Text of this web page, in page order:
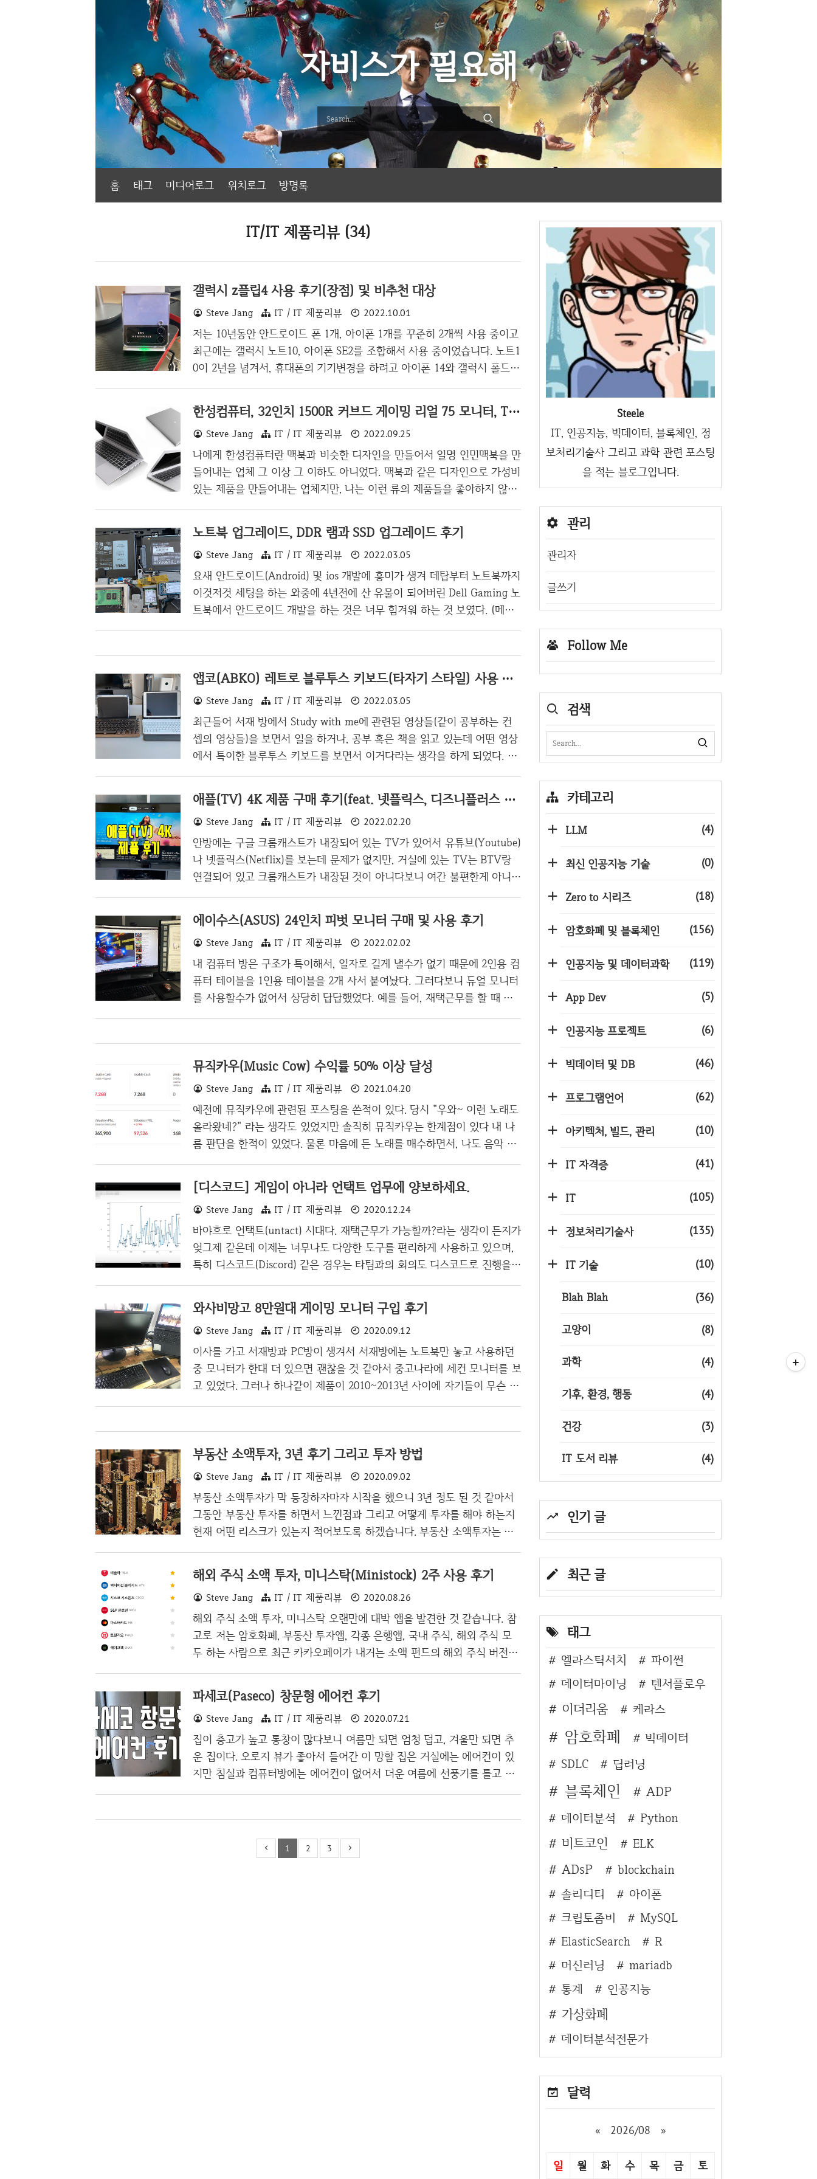
자비스가 필요해
홈 태그 미디어로그 위치로그 방명록
IT/IT 제품리뷰 (34)
갤럭시 z플립4 사용 후기(장점) 및 비추천 대상
Steve Jang IT / IT 제품리뷰 2022.10.01
저는 10년동안 안드로이드 폰 1개, 아이폰 1개를 꾸준히 2개씩 사용 중이고
최근에는 갤럭시 노트10, 아이폰 SE2를 조합해서 사용 중이었습니다. 노트1
0이 2년을 넘겨서, 휴대폰의 기기변경을 하려고 아이폰 14와 갤럭시 폴드 o
를 고르게 된 이유는 어느새부턴가 아이폰에 대한 감정이 점차 사라지는 모
습을 느끼게 되었고, 아이폰의 초창기 모습보다 삼성전자 갤럭시(Galaxy)
의 끊임없는 도전에 박수를 보내고 싶은 것도 강했고 현재 환율을 고려했을
때 아이폰의 매력이 상당히 떨어지는 것이 크기도 했습니다. 여기서는 가격
대 등을 떠나서 z플립4의 장점에 대해서 알려드리고, 그리고 사용해야 할 대
상(즉 대상이 아니면 사용하는 것을..
한성컴퓨터, 32인치 1500R 커브드 게이밍 리얼 75 모니터, TFG32F07V 조립 및 2달 사용후기
Steve Jang IT / IT 제품리뷰 2022.09.25
나에게 한성컴퓨터란 맥북과 비슷한 디자인을 만들어서 일명 인민맥북을 만
들어내는 업체 그 이상 그 이하도 아니었다. 맥북과 같은 디자인으로 가성비
있는 제품을 만들어내는 업체지만, 나는 이런 류의 제품들을 좋아하지 않기
(사실 리눅스) 쓰기 때문에 더더욱 한성컴퓨터와 나는 접점이 없을거라 생
각했다. 그러다가 어느날 동료가 텐키리스의 키보드를 사용하고 있었는데
디자인이 이뻐서 물어보니 한성컴퓨터의 키보드라고 하였다. 게다가 가격은
무려 약 15만원에 호가하는 제품이라고 하였는데 내 상식선에서 한성컴퓨
터의 키보드가 15만원이나 하는 것이 이해가 되지 않았다 심지어 키보드를
주력으로 만들던 업체도 아니니깐 말이다. 그런데 이마트에서 저렴하게 ..
노트북 업그레이드, DDR 램과 SSD 업그레이드 후기
Steve Jang IT / IT 제품리뷰 2022.03.05
요새 안드로이드(Android) 및 ios 개발에 흥미가 생겨 데탑부터 노트북까지
이것저것 세팅을 하는 와중에 4년전에 산 유물이 되어버린 Dell Gaming 노
트북에서 안드로이드 개발을 하는 것은 너무 힘겨워 하는 것보였다. (메모
다가 앱 개발은 맥북이 최고다라는 사람들의 말에 그냥 원래 있던 맥북 프
로를 좀 자주 쓰자로 방향을 전환하면서, 다시 잊고 있었는데 불현듯 업그레
이드가 가능한 노트북인가 싶어 사이트[1]를 확인해보았다. DELL 사이트를
내가 되어 있었고, 그래서..
앱코(ABKO) 레트로 블루투스 키보드(타자기 스타일) 사용 후기
Steve Jang IT / IT 제품리뷰 2022.03.05
최근들어 서재 방에서 Study with me에 관련된 영상들(같이 공부하는 컨
셉의 영상들)을 보면서 일을 하거나, 공부 혹은 책을 읽고 있는데 어떤 영상
에서 특이한 블루투스 키보드를 보면서 이거다라는 생각을 하게 되었다. 나
사람이다보니, 타자기에 대한 감성이 아직도 남아있다. 예전에 전세계의 국
민 메신저였던 Icq도 타자기 스타일로 테마를 깔아서 사용하곤 했었다. 그
렇게 타자기에 환장했던 사람인데 키보드가 타자기 스타일이니 지름신이 강
림해서 최근 며칠간 타자기 스타일의 블루투스 키보드를 상당히 오랜 기간
검색하였다. 위 영상의 키보드는 국내에서 발매된 것은 아닌 것 같고 위에
것과 상당히 디자인이 유사한(거의 95% 이상) 키보드가 ..
애플(TV) 4K 제품 구매 후기(feat. 넷플릭스, 디즈니플러스 비교)
Steve Jang IT / IT 제품리뷰 2022.02.20
안방에는 구글 크롬캐스트가 내장되어 있는 TV가 있어서 유튜브(Youtube)
나 넷플릭스(Netflix)를 보는데 문제가 없지만, 거실에 있는 TV는 BTV랑
연결되어 있고 크롬캐스트가 내장된 것이 아니다보니 여간 불편한게 아니었
리미엄과 넷플릭스로만 하루를 생활하고 있었는데 이로 인해서 거실의 TV
는 방치해 놓은 상태가 되어버렸다. BTV가 언제쯤 LG유플러스처럼 넷플릭
스를 지원할까? 생각만하고 있었는데 넷플릭스랑 사이가 워낙 안 좋다보니,
최근에는 아주 작정하고 애플TV를 밀어주려고 하는 것 같았다. 하지만 컨
텐츠가 워낙 부족하여 애플TV는 생각도 않다가 최근 들어서 무슨 바람이
들었는데 애플TV로 유튜브랑 넷플릭스나 볼까?라..
에이수스(ASUS) 24인치 피벗 모니터 구매 및 사용 후기
Steve Jang IT / IT 제품리뷰 2022.02.02
내 컴퓨터 방은 구조가 특이해서, 일자로 길게 낼수가 없기 때문에 2인용 컴
퓨터 테이블을 1인용 테이블을 2개 사서 붙여놨다. 그러다보니 듀얼 모니터
를 사용할수가 없어서 상당히 답답했었다. 예를 들어, 재택근무를 할 때 가
니터를 사서, 듀얼모니터의 효과를 누릴까 고민을 했었는데 어느날 예전회
사에서 USB 모니터를 가지고 다녔던 직원이 생각이 났었다. 이 직원은 프로
젝트를 나갈 때 자신의 USB 모니터를 들고 와서 한대 더 확장을 해서 가지
다. 그래서, USB 모니터를 쿠팡에서 검색을 해봤는데..
뮤직카우(Music Cow) 수익률 50% 이상 달성
Steve Jang IT / IT 제품리뷰 2021.04.20
예전에 뮤직카우에 관련된 포스팅을 쓴적이 있다. 당시 "우와~ 이런 노래도
올라왔네?" 라는 생각도 있었지만 솔직히 뮤직카우는 한계점이 있다 내 나
름 판단을 한적이 있었다. 물론 마음에 든 노래를 매수하면서, 나도 음악 저
의 곡 이후로 뮤직카우는 한계점을 느끼게 잊고 있었다. 당시에 내가 느낀
후기는 아래 작성한 포스팅을 보면 될 것 같다. needjarvis.tistory.com/558
뮤직카우(musicow), 음악저작권 사기 인터넷 서핑을 하던 차에 저작권으로
재테크를 하자는 광고를 몇번 정도 봤었지만 그냥 무시하고 넘기고 있었다
가 오늘 새벽 나도 모르게 궁금해서 클릭하여 사이트에 들어가게 되었다. 들
어간 needjarvis.t..
[디스코드] 게임이 아니라 언택트 업무에 양보하세요.
Steve Jang IT / IT 제품리뷰 2020.12.24
바야흐로 언택트(untact) 시대다. 재택근무가 가능할까?라는 생각이 든지가
엊그제 같은데 이제는 너무나도 다양한 도구를 편리하게 사용하고 있으며,
특히 디스코드(Discord) 같은 경우는 타팀과의 회의도 디스코드로 진행을
너무 중구난방인데 내가 소속된 곳은 디스코드로 통일 시켰다. 사실 게임을
할때 대규모로 대화를 해도 문제가 없어서 디스코드를 하자고 말했던 이 제
안이 엄청나게 많은 나비효과가 돼서 돌아오게 되었다. 넵병의 문제 넵병을
아는가 직원들과 대화를 하면 오로지 하는 말은 "넵넵넵네넵네네네넵"의 연
속이다. 속으로는 나랑 대화하기 싫은건가? 아니면 정말 내말에 수긍하는
건가? 오만가지 생각들이 머리를 스쳐지나갔었는데, 디..
와사비망고 8만원대 게이밍 모니터 구입 후기
Steve Jang IT / IT 제품리뷰 2020.09.12
이사를 가고 서재방과 PC방이 생겨서 서재방에는 노트북만 놓고 사용하던
중 모니터가 한대 더 있으면 괜찮을 것 같아서 중고나라에 세컨 모니터를 보
고 있었다. 그러나 하나같이 제품이 2010~2013년 사이에 자기들이 무슨 제
밍 모니터가 등장하였다. 물론 게이밍을 하기에는 비교적 작은 24인치 모니
터지만 와사비망고에 신뢰도가 꽤 있는 나로서(여태까지 3대 구입) 정말 와
사비망고꺼인지 확인하고 제품을 구매하였다. 제품명은 "와사비망고 몬스터
다. 여태까지 쇼핑몰에서 8만원대 모니터를 처음본..
부동산 소액투자, 3년 후기 그리고 투자 방법
Steve Jang IT / IT 제품리뷰 2020.09.02
부동산 소액투자가 막 등장하자마자 시작을 했으니 3년 정도 된 것 같아서
그동안 부동산 투자를 하면서 느낀점과 그리고 어떻게 투자를 해야 하는지
현재 어떤 리스크가 있는지 적어보도록 하겠습니다. 부동산 소액투자는 투
받지도 않는 사람이 투자가 어떻다 말하는건 어불성설이죠. 그리고 부동산
소액투자가 얼만큼 위험한지 좀 알려드리고 싶습니다. 토스 & 테라펀딩과
함께한 초창기 투자 부동산 소액투자 붐을 일으킨건 다름 아닌 토스(TOSS)
라 생각합니다. 사실 저는 토스에서 부동산 소액투자 뿐만 아니라 개인 신용
P2P 대출까지 시험삼아 각각 300만원 정도 해봤고, 개인 신용 P2P 대출은
안정도를 보통 수준으로 하였으나 결과는 마이너스로..
해외 주식 소액 투자, 미니스탁(Ministock) 2주 사용 후기
Steve Jang IT / IT 제품리뷰 2020.08.26
해외 주식 소액 투자, 미니스탁 오랜만에 대박 앱을 발견한 것 같습니다. 참
고로 저는 암호화폐, 부동산 투자앱, 각종 은행앱, 국내 주식, 해외 주식 모
두 하는 사람으로 최근 카카오페이가 내거는 소액 펀드의 해외 주식 버전이
용 중인데 한국 투자 증권에서 미니스탁 광고가 떠서 받아봤더니 대박이네
요 저는 일단 기본적으로 한달 혹은 1년에 얼마를 투자하겠다 계획을 세우
고 미리 돈을 각 증권계좌에 넣게 되는데 간혹 돈을 아껴서 자투리 돈이 남
을 때 카카오페이의 펀드를 이용하고 있습니다. 그런데 펀드는 다들 알겠지
만 뭔가 투자하는 맛이 나질 않죠. 돈을 불리는 느낌은 나지만 내가 뭔가 성
과를 낸 것 같지 않는 느낌... 그리고 내가 딱 ..
파세코(Paseco) 창문형 에어컨 후기
Steve Jang IT / IT 제품리뷰 2020.07.21
집이 층고가 높고 통창이 많다보니 여름만 되면 엄청 덥고, 겨울만 되면 추
운 집이다. 오로지 뷰가 좋아서 들어간 이 망할 집은 거실에는 에어컨이 있
지만 침실과 컴퓨터방에는 에어컨이 없어서 더운 여름에 선풍기를 틀고 살
제가 있었는데 잘 때 덥다보니, 선풍기를 얼굴쪽 가까이 틀 수 밖에 없었고
고양이들은 선풍기 바람이 신기한지 선풍기쪽으로 오는 바람에 고양이 털이
얼굴쪽으로 날려서 깨는 사태가 하루에 3~4번은 있었다. 그러다보니 하루
1 2 3
Steele
IT, 인공지능, 빅데이터, 블록체인, 정
보처리기술사 그리고 과학 관련 포스팅
을 적는 블로그입니다.
관리
관리자
글쓰기
Follow Me
검색
카테고리
LLM (4)
최신 인공지능 기술 (0)
Zero to 시리즈 (18)
암호화폐 및 블록체인 (156)
인공지능 및 데이터과학 (119)
App Dev (5)
인공지능 프로젝트 (6)
빅데이터 및 DB (46)
프로그램언어 (62)
아키텍처, 빌드, 관리 (10)
IT 자격증 (41)
IT (105)
정보처리기술사 (135)
IT 기술 (10)
Blah Blah (36)
고양이 (8)
과학 (4)
기후, 환경, 행동 (4)
건강 (3)
IT 도서 리뷰 (4)
인기 글
최근 글
태그
엘라스틱서치
파이썬
데이터마이닝
텐서플로우
이더리움 케라스
암호화폐
빅데이터
SDLC
딥러닝
블록체인 ADP
데이터분석 Python
비트코인 ELK
ADsP
blockchain
솔리디티
아이폰
크립토좀비
MySQL
ElasticSearch
R
머신러닝
mariadb
통계
인공지능
가상화폐
데이터분석전문가
달력
« 2026/08 »
일 월 화 수 목 금 토